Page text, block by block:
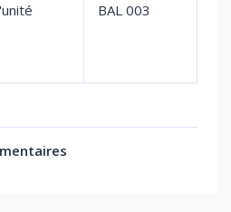
BAL 003